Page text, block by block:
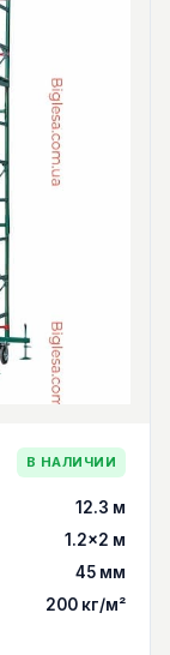
В НАЛИЧИИ
12.3 м
1.2×2 м
45 мм
200 кг/м²